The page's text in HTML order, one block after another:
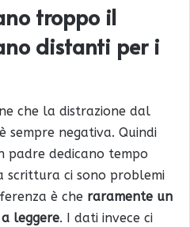
troppo il
distanti per i
che la distrazione dal
sempre negativa. Quindi
padre dedicano tempo
ci sono problemi
è che raramente un
leggere. I dati invece ci